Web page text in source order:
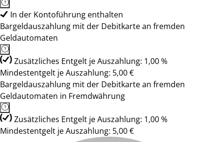
In der Kontoführung enthalten
Bargeldauszahlung mit der Debitkarte an fremden
Geldautomaten
Zusätzliches Entgelt je Auszahlung: 1,00 %
Mindestentgelt je Auszahlung: 5,00 €
Bargeldauszahlung mit der Debitkarte an fremden
Geldautomaten in Fremdwährung
Zusätzliches Entgelt je Auszahlung: 1,00 %
Mindestentgelt je Auszahlung: 5,00 €